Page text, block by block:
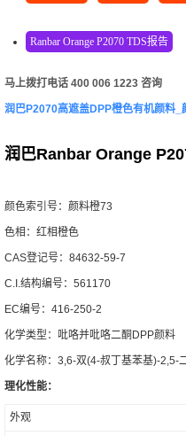
Ranbar Orange P2070 TDS报告
马上拨打电话 400 006 1223 咨询
润巴P2070高遮盖DPP橙色有机颜料_
润巴Ranbar Orange
颜色索引号：颜料橙73
色相：红相橙色
CAS登记号：84632-59-7
C.I.结构编号：561170
EC编号：416-250-2
化学类型：吡咯并吡咯二酮DPP颜料
化学名称：3,6-双(4-叔丁基苯基)-2,5-
理化性能：
外观